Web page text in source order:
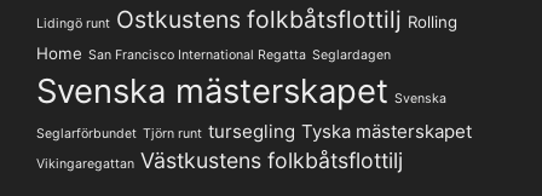
Lidingö runt Ostkustens folkbåtsflottilj Rolling
Home San Francisco International Regatta Seglardagen
Svenska mästerskapet Svenska
Seglarförbundet Tjörn runt tursegling Tyska mästerskapet
Vikingaregattan Västkustens folkbåtsflottilj